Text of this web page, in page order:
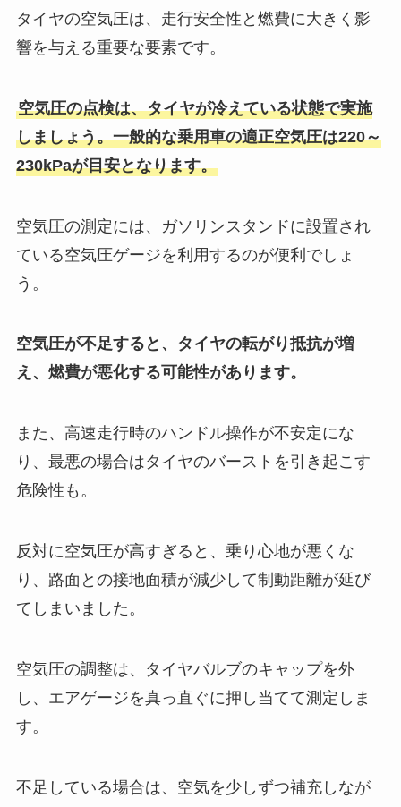
タイヤの空気圧は、走行安全性と燃費に大きく影
響を与える重要な要素です。
空気圧の点検は、タイヤが冷えている状態で実施
しましょう。一般的な乗用車の適正空気圧は220～
230kPaが目安となります。
空気圧の測定には、ガソリンスタンドに設置され
ている空気圧ゲージを利用するのが便利でしょ
う。
空気圧が不足すると、タイヤの転がり抵抗が増
え、燃費が悪化する可能性があります。
また、高速走行時のハンドル操作が不安定にな
り、最悪の場合はタイヤのバーストを引き起こす
危険性も。
反対に空気圧が高すぎると、乗り心地が悪くな
り、路面との接地面積が減少して制動距離が延び
てしまいました。
空気圧の調整は、タイヤバルブのキャップを外
し、エアゲージを真っ直ぐに押し当てて測定しま
す。
不足している場合は、空気を少しずつ補充しなが